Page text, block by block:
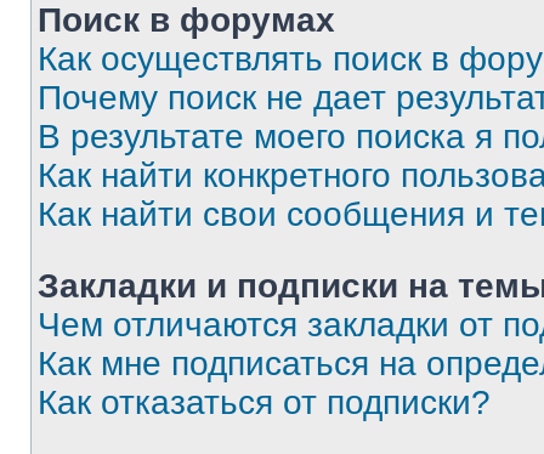
Поиск в форумах
Как осуществлять поиск в
Почему поиск не дает
В результате моего поиска я
Как найти конкретного
Как найти свои сообщения и
Закладки и подписки на
Чем отличаются закладки от
Как мне подписаться на
Как отказаться от подписки?